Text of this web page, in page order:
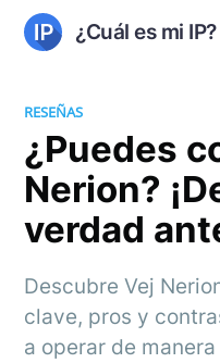
¿Cuál es mi IP?
RESEÑAS
¿Puedes
Nerion?
verdad
Descubre Vej
clave, pros y
a operar de